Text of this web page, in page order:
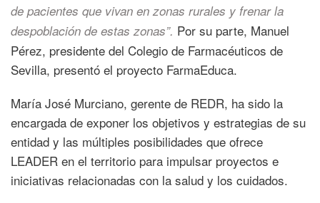
de pacientes que vivan en zonas rurales y frenar la
despoblación de estas zonas”. Por su parte, Manuel
Pérez, presidente del Colegio de Farmacéuticos de
Sevilla, presentó el proyecto FarmaEduca.
María José Murciano, gerente de REDR, ha sido la
encargada de exponer los objetivos y estrategias de su
entidad y las múltiples posibilidades que ofrece
LEADER en el territorio para impulsar proyectos e
iniciativas relacionadas con la salud y los cuidados.